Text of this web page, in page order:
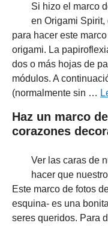
Si hizo el marco
en Origami
para hacer este
origami. La
dos o más hojas de
módulos. A
(normalmente sin …
Haz un marco
corazones
Ver las caras de
hacer que
Este marco de fotos
esquina- es una
seres queridos. Para